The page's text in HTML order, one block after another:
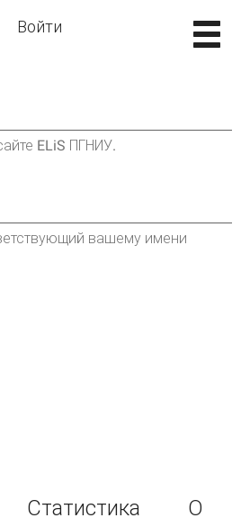
Войти
ELiS ПГНИУ.
вашему имени
Статистика
О